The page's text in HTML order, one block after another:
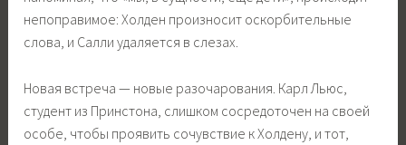
непоправимое: Холден произносит оскорбительные
слова, и Салли удаляется в слезах.
Новая встреча — новые разочарования. Карл Льюс,
студент из Принстона, слишком сосредоточен на своей
особе, чтобы проявить сочувствие к Холдену, и тот,